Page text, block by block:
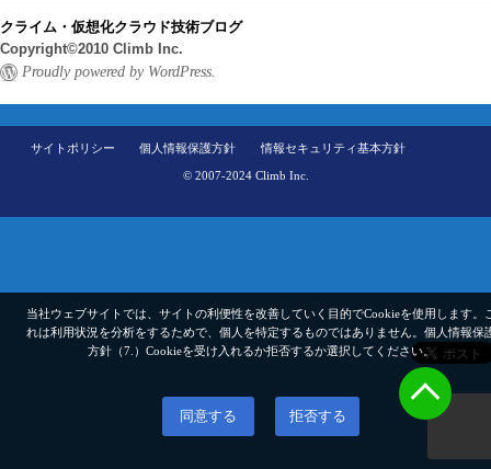
クライム・仮想化クラウド技術ブログ
Copyright©2010 Climb Inc.
Proudly powered by WordPress.
サイトポリシー 個人情報保護方針 情報セキュリティ基本方針
© 2007-2024 Climb Inc.
当社ウェブサイトでは、サイトの利便性を改善していく目的でCookieを使用します。
れは利用状況を分析をするためで、個人を特定するものではありません。 個人情報保
方針（7.） Cookieを受け入れるか拒否するか選択してください。
同意する 拒否する